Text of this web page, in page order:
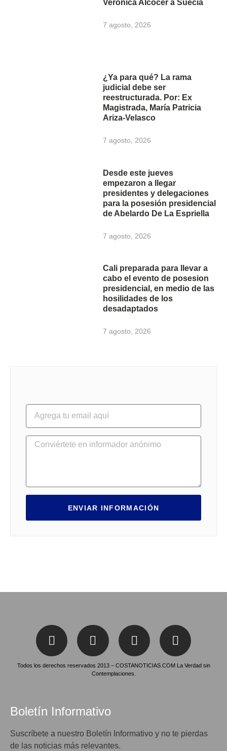
Verónica Alcocer a Suecia
7 agosto, 2026
¿Ya para qué? La rama
judicial debe ser
reestructurada. Por: Ex
Magistrada, María Patricia
Ariza-Velasco
7 agosto, 2026
Desde este jueves
empezaron a llegar
presidentes y delegaciones
para la posesión presidencial
de Abelardo De La Espriella
7 agosto, 2026
Cali preparada para llevar a
cabo el evento de posesion
presidencial, en medio de las
hosilidades de los
desadaptados
7 agosto, 2026
ENVIAR INFORMACIÓN
Todos los derechos reservados 2013 – COSTANOTICIAS.COM La Verdad sin
Contemplaciones.
Boletín Informativo
Suscríbete a nuestro Boletín Informativo y no te pierdas
de las noticias más relevantes.